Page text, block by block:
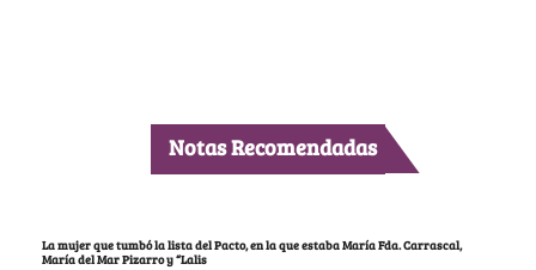
Notas Recomendadas
La mujer que tumbó la lista del Pacto, en la que estaba María Fda. Carrascal,
María del Mar Pizarro y “Lalis